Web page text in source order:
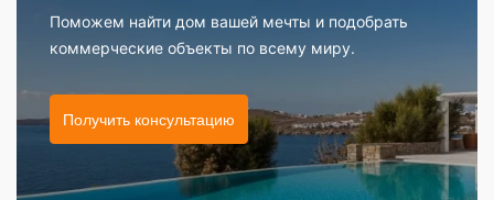
Поможем найти дом вашей мечты и подобрать
коммерческие объекты по всему миру.
Получить консультацию